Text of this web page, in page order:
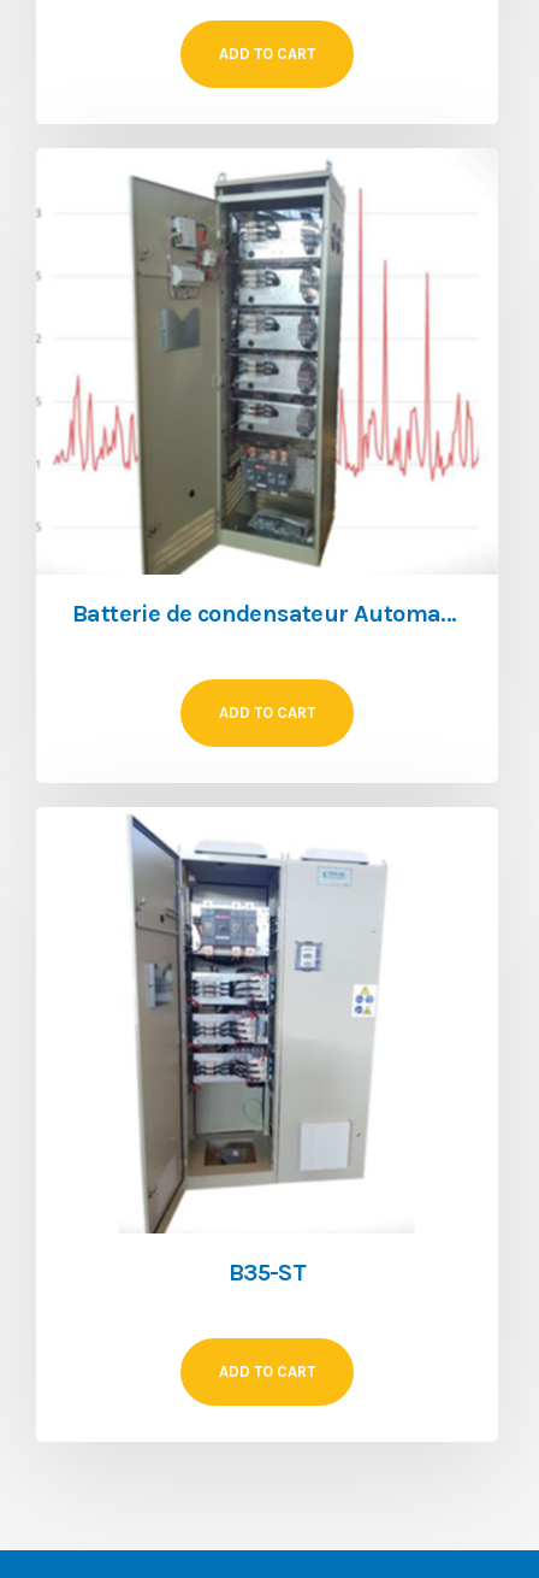
ADD TO CART
Batterie de condensateur Automatique Serie AAR/138
ADD TO CART
B35-ST
ADD TO CART